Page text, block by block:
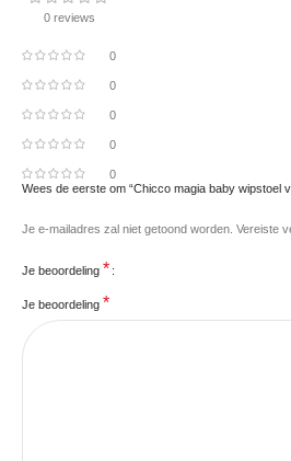
0 reviews
0
0
0
0
0
Wees de eerste om “Chicco magia baby wipstoel
Je e-mailadres zal niet getoond worden. Vereiste
Je beoordeling *
Je beoordeling *